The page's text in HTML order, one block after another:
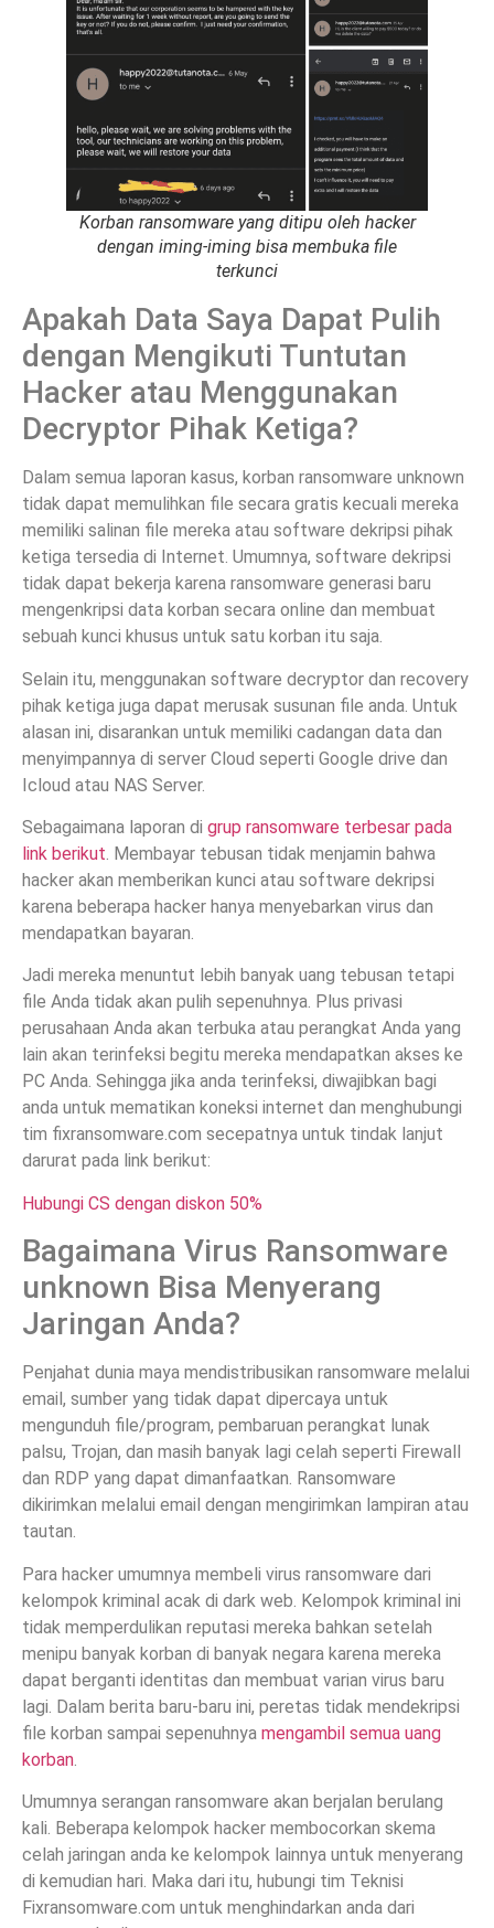
Korban ransomware yang ditipu oleh hacker
dengan iming-iming bisa membuka file
terkunci
Apakah Data Saya Dapat Pulih
dengan Mengikuti Tuntutan
Hacker atau Menggunakan
Decryptor Pihak Ketiga?
Dalam semua laporan kasus, korban ransomware unknown
tidak dapat memulihkan file secara gratis kecuali mereka
memiliki salinan file mereka atau software dekripsi pihak
ketiga tersedia di Internet. Umumnya, software dekripsi
tidak dapat bekerja karena ransomware generasi baru
mengenkripsi data korban secara online dan membuat
sebuah kunci khusus untuk satu korban itu saja.
Selain itu, menggunakan software decryptor dan recovery
pihak ketiga juga dapat merusak susunan file anda. Untuk
alasan ini, disarankan untuk memiliki cadangan data dan
menyimpannya di server Cloud seperti Google drive dan
Icloud atau NAS Server.
Sebagaimana laporan di grup ransomware terbesar pada
link berikut. Membayar tebusan tidak menjamin bahwa
hacker akan memberikan kunci atau software dekripsi
karena beberapa hacker hanya menyebarkan virus dan
mendapatkan bayaran.
Jadi mereka menuntut lebih banyak uang tebusan tetapi
file Anda tidak akan pulih sepenuhnya. Plus privasi
perusahaan Anda akan terbuka atau perangkat Anda yang
lain akan terinfeksi begitu mereka mendapatkan akses ke
PC Anda. Sehingga jika anda terinfeksi, diwajibkan bagi
anda untuk mematikan koneksi internet dan menghubungi
tim fixransomware.com secepatnya untuk tindak lanjut
darurat pada link berikut:
Hubungi CS dengan diskon 50%
Bagaimana Virus Ransomware
unknown Bisa Menyerang
Jaringan Anda?
Penjahat dunia maya mendistribusikan ransomware melalui
email, sumber yang tidak dapat dipercaya untuk
mengunduh file/program, pembaruan perangkat lunak
palsu, Trojan, dan masih banyak lagi celah seperti Firewall
dan RDP yang dapat dimanfaatkan. Ransomware
dikirimkan melalui email dengan mengirimkan lampiran atau
tautan.
Para hacker umumnya membeli virus ransomware dari
kelompok kriminal acak di dark web. Kelompok kriminal ini
tidak memperdulikan reputasi mereka bahkan setelah
menipu banyak korban di banyak negara karena mereka
dapat berganti identitas dan membuat varian virus baru
lagi. Dalam berita baru-baru ini, peretas tidak mendekripsi
file korban sampai sepenuhnya mengambil semua uang
korban
Umumnya serangan ransomware akan berjalan berulang
kali. Beberapa kelompok hacker membocorkan skema
celah jaringan anda ke kelompok lainnya untuk menyerang
di kemudian hari. Maka dari itu, hubungi tim Teknisi
Fixransomware.com untuk menghindarkan anda dari